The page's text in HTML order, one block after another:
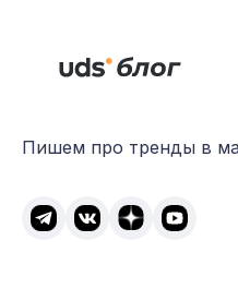
Пишем про тренды в